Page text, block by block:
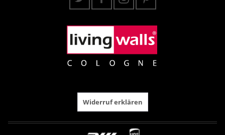
Widerruf erklären